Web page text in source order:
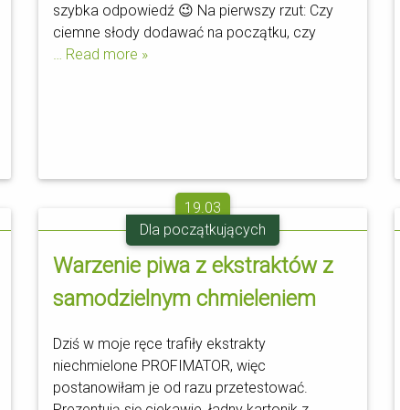
szybka odpowiedź 😉 Na pierwszy rzut: Czy
ciemne słody dodawać na początku, czy
… Read more »
19.03
Dla początkujących
Warzenie piwa z ekstraktów z
samodzielnym chmieleniem
Dziś w moje ręce trafiły ekstrakty
niechmielone PROFIMATOR, więc
postanowiłam je od razu przetestować.